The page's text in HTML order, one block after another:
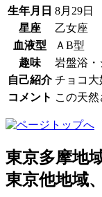
生年月日 8月29日
星座
乙女座
血液型
ＡB型
趣味
岩盤浴・
自己紹介 チョコ大
コメント この天
東京多摩地
東京他地域